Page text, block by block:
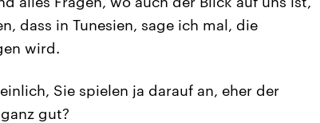
dass in Tunesien, sage ich mal, die
wird.
Sie spielen ja darauf an, eher der
gut?